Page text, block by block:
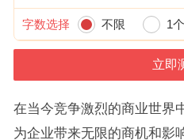
字数选择 不限 1
在当今竞争激烈的商业世界
为企业带来无限的商机和影